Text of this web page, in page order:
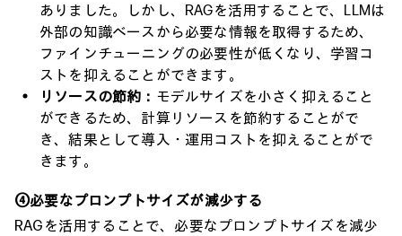
ありました。しかし、RAGを活用することで、LLMは
外部の知識ベースから必要な情報を取得するため、
ファインチューニングの必要性が低くなり、学習コ
ストを抑えることができます。
リソースの節約： モデルサイズを小さく抑えること
ができるため、計算リソースを節約することがで
き、結果として導入・運用コストを抑えることがで
きます。
④必要なプロンプトサイズが減少する
RAGを活用することで、必要なプロンプトサイズを減少